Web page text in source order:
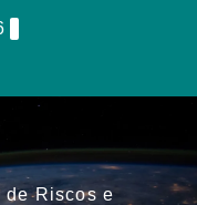
de Riscos e